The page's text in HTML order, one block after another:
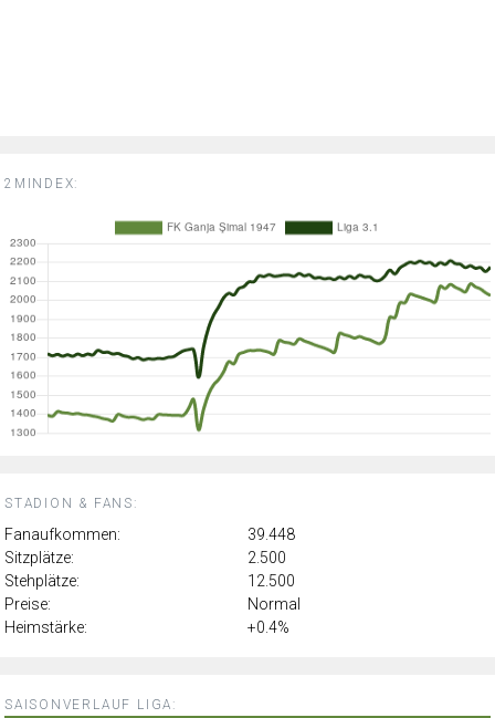
2MINDEX:
STADION & FANS:
Fanaufkommen:
39.448
Sitzplätze:
2.500
Stehplätze:
12.500
Preise:
Normal
Heimstärke:
+0.4%
SAISONVERLAUF LIGA: